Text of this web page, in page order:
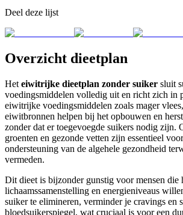
Deel deze lijst
Overzicht dieetplan
Het eiwitrijke dieetplan zonder suiker sluit
voedingsmiddelen volledig uit en richt zich in
eiwitrijke voedingsmiddelen zoals mager
eiwitbronnen helpen bij het opbouwen en
zonder dat er toegevoegde suikers nodig zijn.
groenten en gezonde vetten zijn essentieel
ondersteuning van de algehele gezondheid
vermeden.
Dit dieet is bijzonder gunstig voor mensen die
lichaamssamenstelling en energieniveaus
suiker te elimineren, verminder je cravings en
bloedsuikerspiegel, wat cruciaal is voor een